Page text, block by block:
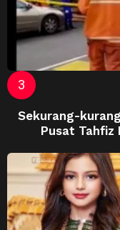
Sekurang-
Pusat Tahfiz